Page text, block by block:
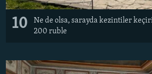
10
Ne de olsa, sarayda kezintiler
200 ruble